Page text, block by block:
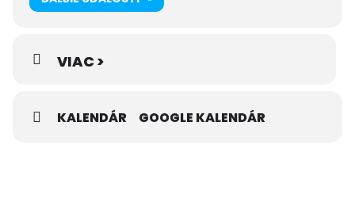
cestovného ruchu a športu Slovenskej republiky“
VIAC >
KALENDÁR GOOGLE KALENDÁR